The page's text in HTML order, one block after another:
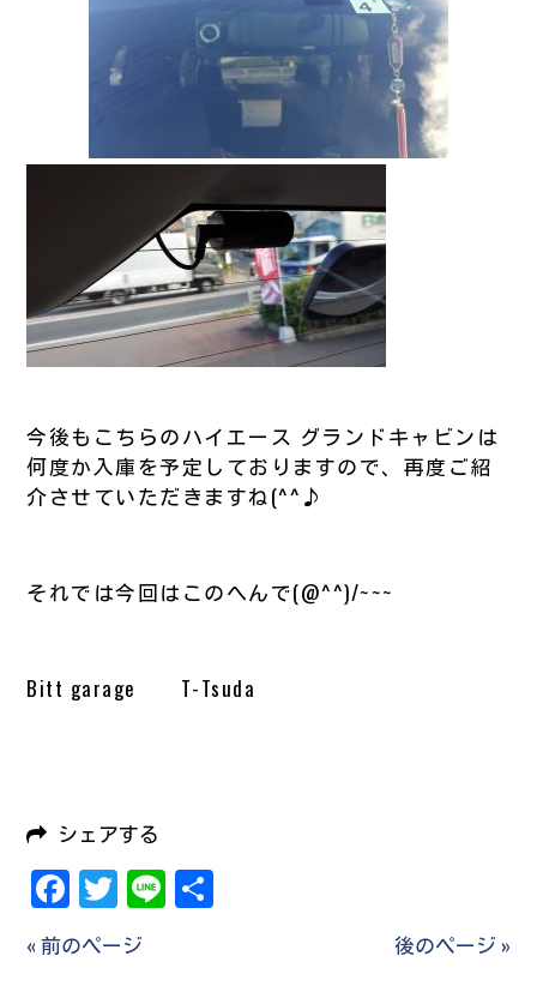
今後もこちらのハイエース グランドキャビンは
何度か入庫を予定しておりますので、再度ご紹
介させていただきますね(^^♪
それでは今回はこのへんで(@^^)/~~~
Bitt garage T-Tsuda
シェアする
Facebook
Twitter
Line
« 前のページ 後のページ »